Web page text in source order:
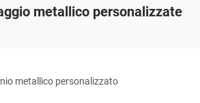
metallico personalizzate
metallico personalizzato